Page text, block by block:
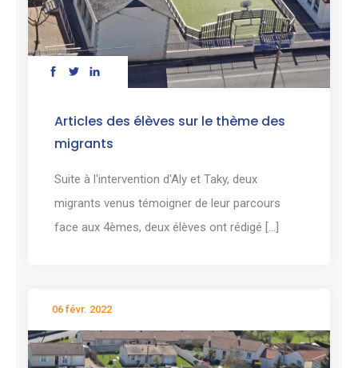
Articles des élèves sur le thème des
migrants
Suite à l'intervention d'Aly et Taky, deux
migrants venus témoigner de leur parcours
face aux 4èmes, deux élèves ont rédigé [...]
06 févr. 2022